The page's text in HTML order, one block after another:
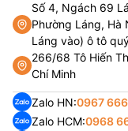
Số 4, Ngách 69
Phường Láng,
Láng vào) ô tô
266/68 Tô Hiến
Chí Minh
Zalo HN:0967
Zalo HCM:0968